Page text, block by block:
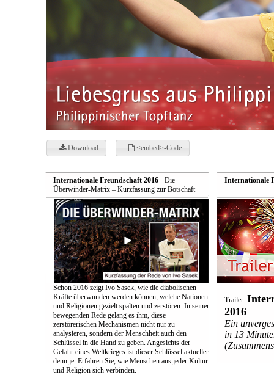
Download <embed>-Code
Internationale Freundschaft 2016- Die
Überwinder-Matrix – Kurzfassung zur Botschaft
Schon 2016 zeigt Ivo Sasek, wie die diabolischen
Kräfte überwunden werden können, welche Nationen
und Religionen gezielt spalten und zerstören. In seiner
bewegenden Rede gelang es ihm, diese
zerstörerischen Mechanismen nicht nur zu
analysieren, sondern der Menschheit auch den
Schlüssel in die Hand zu geben. Angesichts der
Gefahr eines Weltkrieges ist dieser Schlüssel aktueller
denn je. Erfahren Sie, wie Menschen aus jeder Kultur
und Religion sich verbinden.
Internationale
Trailer:
2016
Ein
in 13